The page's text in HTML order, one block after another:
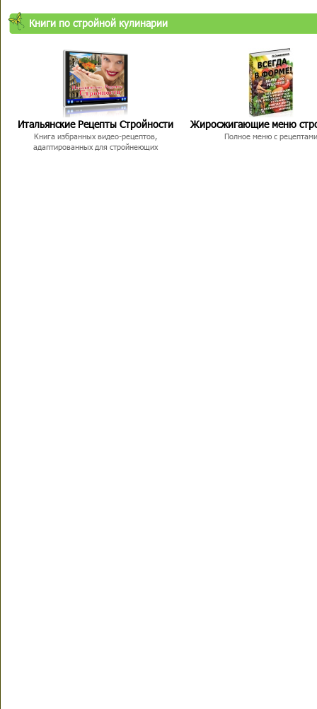
Книги по стройной кулинарии
Итальянские Рецепты Стройности
Книга избранных видео-рецептов,
адаптированных для стройнеющих
Жиросжигающие меню
Полное меню с рецептами